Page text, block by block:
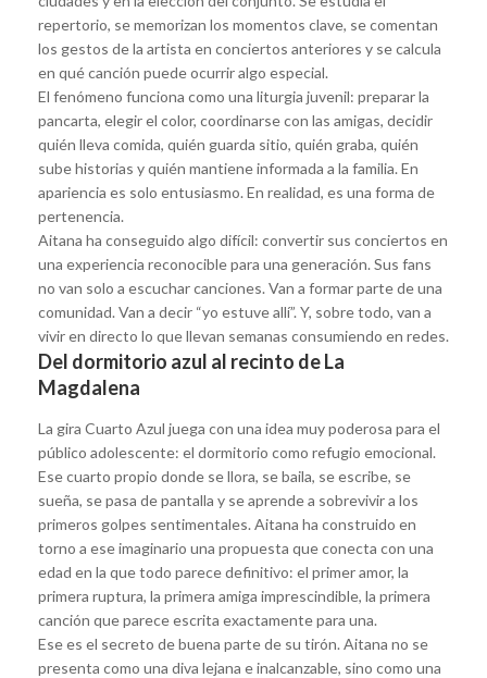
repertorio, se memorizan los momentos clave, se comentan
los gestos de la artista en conciertos anteriores y se calcula
en qué canción puede ocurrir algo especial.
El fenómeno funciona como una liturgia juvenil: preparar la
pancarta, elegir el color, coordinarse con las amigas, decidir
quién lleva comida, quién guarda sitio, quién graba, quién
sube historias y quién mantiene informada a la familia. En
apariencia es solo entusiasmo. En realidad, es una forma de
pertenencia.
Aitana ha conseguido algo difícil: convertir sus conciertos en
una experiencia reconocible para una generación. Sus fans
no van solo a escuchar canciones. Van a formar parte de una
comunidad. Van a decir “yo estuve allí”. Y, sobre todo, van a
vivir en directo lo que llevan semanas consumiendo en redes.
Del dormitorio azul al recinto de La
Magdalena
La gira Cuarto Azul juega con una idea muy poderosa para el
público adolescente: el dormitorio como refugio emocional.
Ese cuarto propio donde se llora, se baila, se escribe, se
sueña, se pasa de pantalla y se aprende a sobrevivir a los
primeros golpes sentimentales. Aitana ha construido en
torno a ese imaginario una propuesta que conecta con una
edad en la que todo parece definitivo: el primer amor, la
primera ruptura, la primera amiga imprescindible, la primera
canción que parece escrita exactamente para una.
Ese es el secreto de buena parte de su tirón. Aitana no se
presenta como una diva lejana e inalcanzable, sino como una